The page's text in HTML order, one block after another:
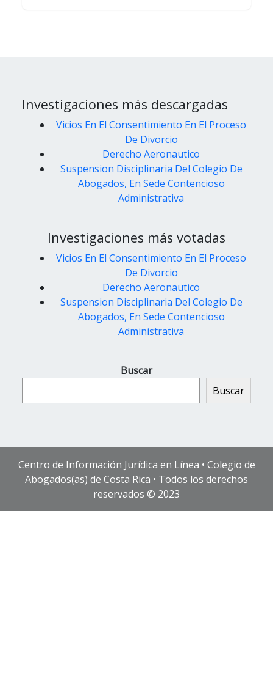
Investigaciones más descargadas
Vicios En El Consentimiento En El Proceso
De Divorcio
Derecho Aeronautico
Suspension Disciplinaria Del Colegio De
Abogados, En Sede Contencioso
Administrativa
Investigaciones más votadas
Vicios En El Consentimiento En El Proceso
De Divorcio
Derecho Aeronautico
Suspension Disciplinaria Del Colegio De
Abogados, En Sede Contencioso
Administrativa
Buscar
Buscar
Centro de Información Jurídica en Línea • Colegio de
Abogados(as) de Costa Rica • Todos los derechos
reservados © 2023